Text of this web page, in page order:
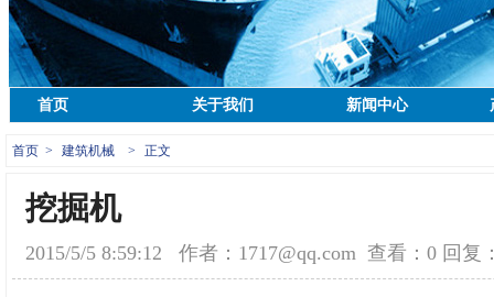
首页 关于我们 新闻中心
首页 > 建筑机械 > 正文
挖掘机
2015/5/5 8:59:12 作者：1717@qq.com 查看：0 回复